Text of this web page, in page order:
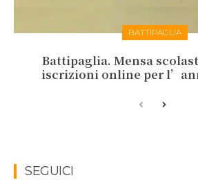
BATTIPAGLIA
Battipaglia. Mensa
iscrizioni online per
SEGUICI